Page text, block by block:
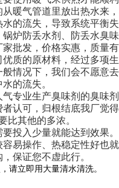
暖气管道里放出热水来
的流失，导致系统平衡
炉防丢水剂、防丢水臭
批发，价格实惠，质量
质的原材料，经过多项
情况下，我们会不愿意
的流失。
专业生产臭味剂的臭味
认可，归根结底我厂觉
比其他的多浓。
投入少量就能达到效果。
易操作、热稳定性好也
保证您不虚此行。
请立即用大量清水清洗。